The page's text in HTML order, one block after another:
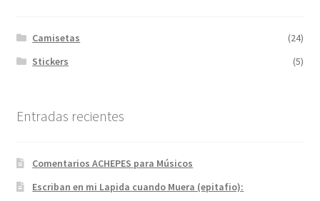
Camisetas
(24)
Stickers
(5)
Entradas recientes
Comentarios ACHEPES para Músicos
Escriban en mi Lapida cuando Muera (epitafio):